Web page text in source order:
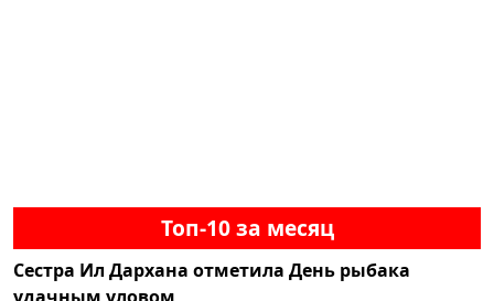
Топ-10 за месяц
Сестра Ил Дархана отметила День рыбака